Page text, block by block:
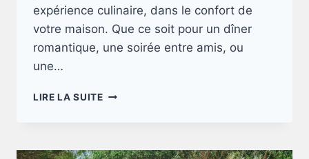
expérience culinaire, dans le confort de
votre maison. Que ce soit pour un dîner
romantique, une soirée entre amis, ou
une…
LIRE LA SUITECHEF
DES